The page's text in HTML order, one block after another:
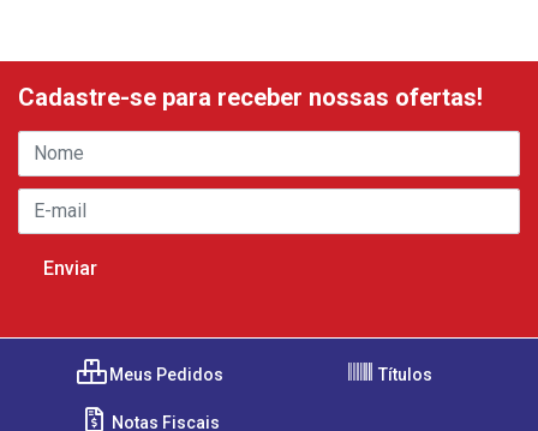
Cadastre-se para receber nossas ofertas!
Meus Pedidos Títulos
Notas Fiscais